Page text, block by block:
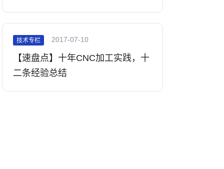
技术专栏 2017-07-10
【速盘点】十年CNC加工实践，十
二条经验总结